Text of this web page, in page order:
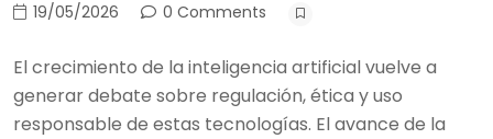
19/05/2026 0 Comments
El crecimiento de la inteligencia artificial vuelve a
generar debate sobre regulación, ética y uso
responsable de estas tecnologías. El avance de la